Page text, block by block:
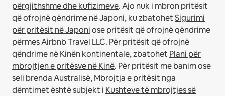
përgjithshme dhe kufizimeve.Ajo nuk i mbron pritësit
që ofrojnë qëndrime në Japoni, ku zbatohetSigurimi
për pritësit në Japoniose pritësit që ofrojnë qëndrime
përmes Airbnb Travel LLC. Për pritësit që ofrojnë
qëndrime në Kinën kontinentale, zbatohet Plani për
mbrojtjen e pritësve në Kinë. Për pritësit me banim ose
seli brenda Australisë, Mbrojtja e pritësit nga
dëmtimet është subjekt i Kushteve të mbrojtjes së